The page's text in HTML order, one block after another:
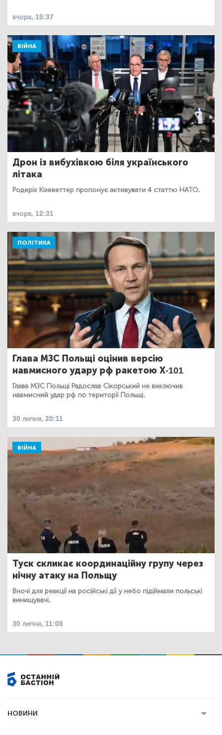
вчора, 15:37
ВІЙНА
Дрон із вибухівкою біля українського
літака
Родеріх Кізеветтер пропонує активувати 4 статтю НАТО.
вчора, 12:31
ПОЛІТИКА
Глава МЗС Польщі оцінив версію
навмисного удару рф ракетою Х-101
Глава МЗС Польщі Радослав Сікорський не виключив
навмисний удар рф по території Польщі.
30 липня, 20:11
ВІЙНА
Туск скликає координаційну групу через
нічну атаку на Польщу
Вночі для реакції на російські дії у небо підіймали польські
винищувачі.
30 липня, 11:08
НОВИНИ